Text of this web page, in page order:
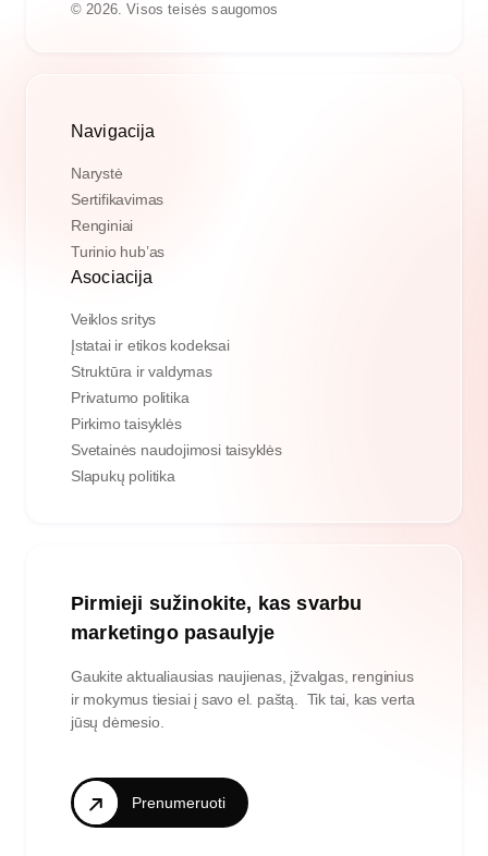
© 2026. Visos teisės saugomos
Navigacija
Narystė
Sertifikavimas
Renginiai
Turinio hub’as
Asociacija
Veiklos sritys
Įstatai ir etikos kodeksai
Struktūra ir valdymas
Privatumo politika
Pirkimo taisyklės
Svetainės naudojimosi taisyklės
Slapukų politika
Pirmieji sužinokite, kas svarbu
marketingo pasaulyje
Gaukite aktualiausias naujienas, įžvalgas, renginius
ir mokymus tiesiai į savo el. paštą. Tik tai, kas verta
jūsų dėmesio.
Prenumeruoti